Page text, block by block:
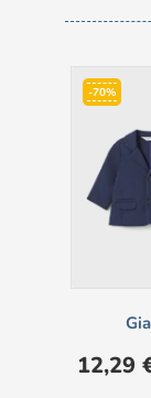
-70%
Prezzo
12,29